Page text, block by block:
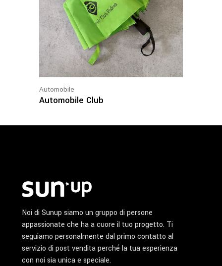
Automobile
Automobile Club
Noi di Sunup siamo un gruppo di persone
appassionate che ha a cuore il tuo progetto. Ti
seguiamo personalmente dal primo contatto al
servizio di post vendita perché la tua esperienza
con noi sia unica e speciale.